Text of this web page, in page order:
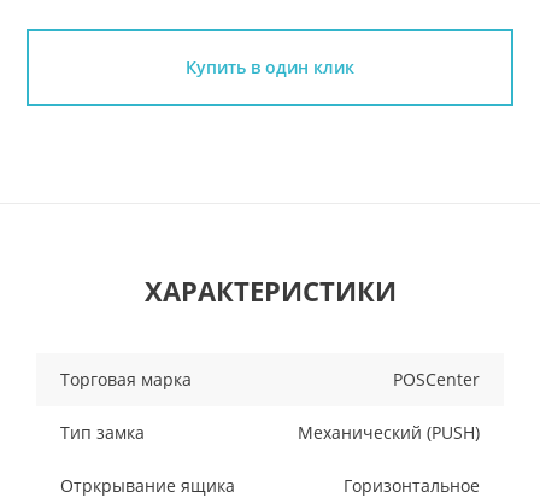
Купить в один клик
ХАРАКТЕРИСТИКИ
Торговая марка POSCenter
Тип замка Механический (PUSH)
Отркрывание ящика Горизонтальное